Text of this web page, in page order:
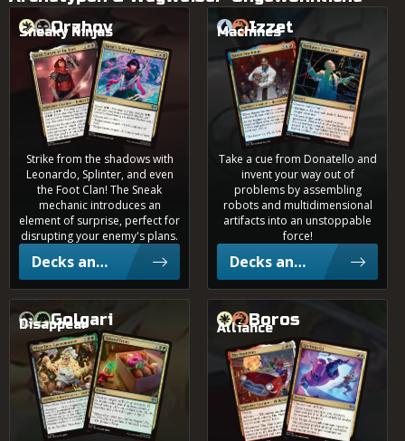
Rang
D
Simic 5,1%
Dimir 2,5%
Mardu 2,2%
Gruul 1,6%
Esper
Rakdos 1,5%
Orzhov
Sneaky Ninjas
Karai, Zukunft des Foot-Clans
Karais Kampfkunst
Strike from the shadows with
Leonardo, Splinter, and even
the Foot Clan! The Sneak
mechanic introduces an
element of surprise, perfect for
disrupting your enemy's plans.
Decks anzeigen
Izzet
Machines
Baxter Stockman Entfesselte Brillanz
Take a cue from Donatello and
invent your way out of
problems by assembling
robots and multidimensional
artifacts into an unstoppable
force!
Decks anzeigen
Golgari
Disappear
Pizza Face, GastromagierVerunreinigte Leckerbissen
Boros
Alliance
Die Neutrinos Flieg, Ninja, flieg